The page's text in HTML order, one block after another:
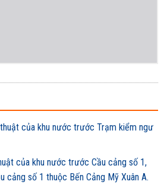
của khu nước trước Trạm kiểm ngư
của khu nước trước Cầu cảng số 1,
cảng số 1 thuộc Bến Cảng Mỹ Xuân A.